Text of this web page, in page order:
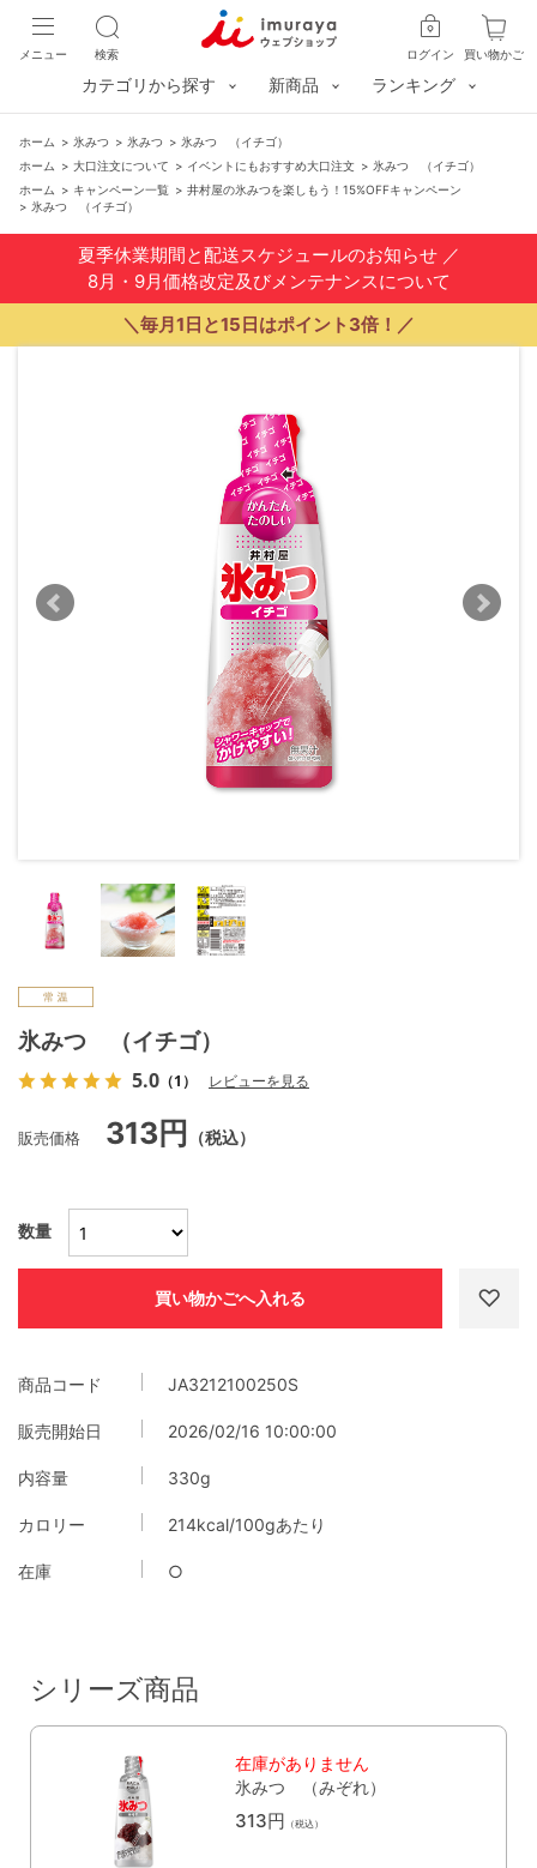
買い物かご
ログイン
検索
メニュー
カテゴリから探す 新商品 ランキング
ホーム > 氷みつ > 氷みつ > 氷みつ （イチゴ）
ホーム > 大口注文について > イベントにもおすすめ大口注文 > 氷みつ （イチゴ）
ホーム > キャンペーン一覧 > 井村屋の氷みつを楽しもう！15%OFFキャンペーン
> 氷みつ （イチゴ）
夏季休業期間と配送スケジュールのお知らせ／
8月・9月価格改定及びメンテナンスについて
＼毎月1日と15日はポイント3倍！／
氷みつ （イチゴ）
5.0 （1） レビューを見る
販売価格 313円 （税込）
数量
商品コード JA3212100250S
販売開始日 2026/02/16 10:00:00
内容量 330g
カロリー 214kcal/100gあたり
在庫 ○
シリーズ商品
在庫がありません
氷みつ （みぞれ）
313円 （税込）